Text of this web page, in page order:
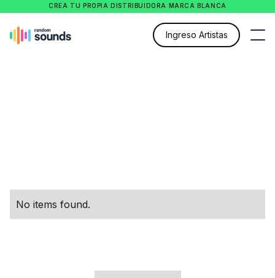
CREA TU PROPIA DISTRIBUIDORA MARCA BLANCA
Ingreso Artistas
No items found.